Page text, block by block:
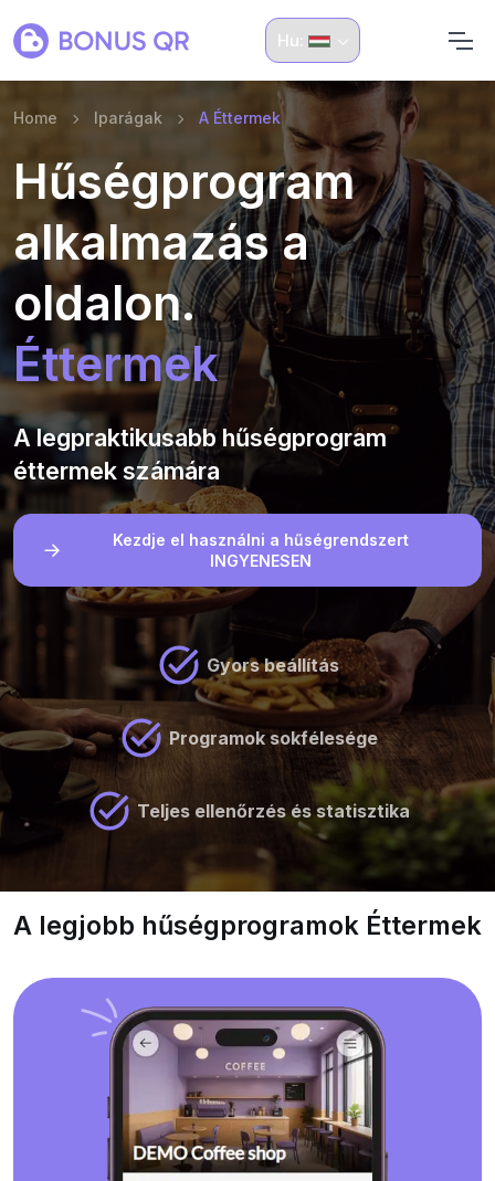
Hu:
Home Iparágak A Éttermek
Hűségprogram
alkalmazás a
oldalon.
Éttermek
A legpraktikusabb hűségprogram
éttermek számára
Kezdje el használni a hűségrendszert
INGYENESEN
Gyors beállítás
Programok sokfélesége
Teljes ellenőrzés és statisztika
A legjobb hűségprogramok Éttermek